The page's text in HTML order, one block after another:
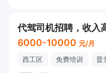
代驾司机招聘，收入
6000-10000 元/月
西工区 免费培训 晋